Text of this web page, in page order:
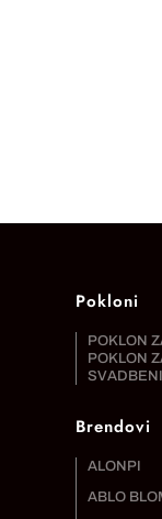
Pokloni
POKLON
POKLON
Brendovi
ALONPI
ABLO